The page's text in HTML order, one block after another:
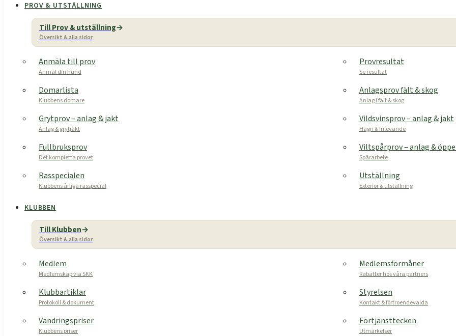
PROV & UTSTÄLLNING
Till Prov & utställning
Översikt & alla sidor
Anmäla till prov
Anmäl din hund
Provresultat
Se resultat
Domarlista
Klubbens domare
Anlagsprov fält & skog
Anlag i fält & skog
Grytprov – anlag & jakt
Anlag & grytjakt
Vildsvinsprov – anlag & jakt
Hägn & frilevande
Fullbruksprov
Det kompletta provet
Viltspårprov – anlag &
Spårarbete
Rasspecialen
Klubbens årliga rasspecial
Utställning
Exteriör & utställning
KLUBBEN
Till Klubben
Översikt & alla sidor
Medlem
Medlemskap via SKK
Medlemsförmåner
Rabatter hos våra partners
Klubbartiklar
Protokoll & dokument
Styrelsen
Kontakt & förtroendevalda
Vandringspriser
Klubbens priser
Förtjänsttecken
Utmärkelser